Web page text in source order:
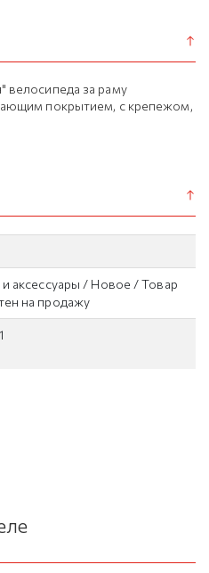
велосипеда за раму
покрытием, с крепежом,
и аксессуары / Новое / Товар
на продажу